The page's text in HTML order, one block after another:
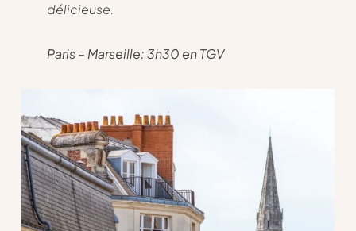
délicieuse.
Paris – Marseille: 3h30 en TGV